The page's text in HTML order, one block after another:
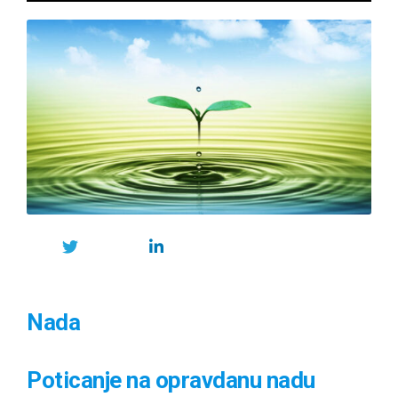
Nada
Poticanje na opravdanu nadu